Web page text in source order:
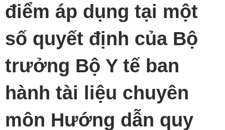
điểm áp dụng tại một
số quyết định của Bộ
trưởng Bộ Y tế ban
hành tài liệu chuyên
môn Hướng dẫn quy